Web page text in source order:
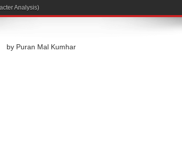
by Puran Mal Kumhar